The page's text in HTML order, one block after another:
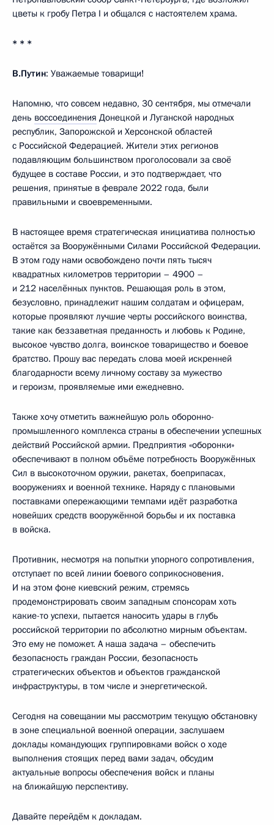
цветы к гробу Петра I и общался с настоятелем храма.
* * *
В.Путин: Уважаемые товарищи!
Напомню, что совсем недавно, 30 сентября, мы отмечали
день воссоединения Донецкой и Луганской народных
республик, Запорожской и Херсонской областей
с Российской Федерацией. Жители этих регионов
подавляющим большинством проголосовали за своё
будущее в составе России, и это подтверждает, что
решения, принятые в феврале 2022 года, были
правильными и своевременными.
В настоящее время стратегическая инициатива полностью
остаётся за Вооружёнными Силами Российской Федерации.
В этом году нами освобождено почти пять тысяч
квадратных километров территории – 4900 –
и 212 населённых пунктов. Решающая роль в этом,
безусловно, принадлежит нашим солдатам и офицерам,
которые проявляют лучшие черты российского воинства,
такие как беззаветная преданность и любовь к Родине,
высокое чувство долга, воинское товарищество и боевое
братство. Прошу вас передать слова моей искренней
благодарности всему личному составу за мужество
и героизм, проявляемые ими ежедневно.
Также хочу отметить важнейшую роль оборонно-
промышленного комплекса страны в обеспечении успешных
действий Российской армии. Предприятия «оборонки»
обеспечивают в полном объёме потребность Вооружённых
Сил в высокоточном оружии, ракетах, боеприпасах,
вооружениях и военной технике. Наряду с плановыми
поставками опережающими темпами идёт разработка
новейших средств вооружённой борьбы и их поставка
в войска.
Противник, несмотря на попытки упорного сопротивления,
отступает по всей линии боевого соприкосновения.
И на этом фоне киевский режим, стремясь
продемонстрировать своим западным спонсорам хоть
какие-то успехи, пытается наносить удары в глубь
российской территории по абсолютно мирным объектам.
Это ему не поможет. А наша задача – обеспечить
безопасность граждан России, безопасность
стратегических объектов и объектов гражданской
инфраструктуры, в том числе и энергетической.
Сегодня на совещании мы рассмотрим текущую обстановку
в зоне специальной военной операции, заслушаем
доклады командующих группировками войск о ходе
выполнения стоящих перед вами задач, обсудим
актуальные вопросы обеспечения войск и планы
на ближайшую перспективу.
Давайте перейдём к докладам.